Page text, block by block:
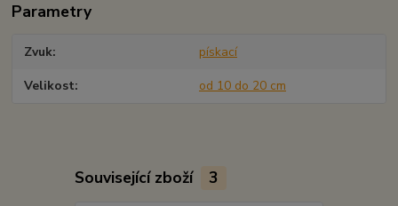
Parametry
Zvuk pískací
Velikost od 10 do 20 cm
Související zboží 3